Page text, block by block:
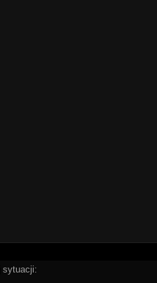
sytuacji: